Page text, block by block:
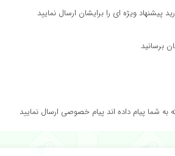
پیشنهاد ویژه ای را برایشان ارسال نمایید
برسانید
شما پیام داده اند پیام خصوصی ارسال نمایید